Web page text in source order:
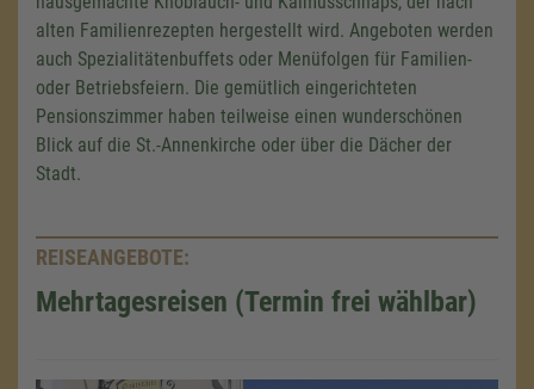
alten Familienrezepten hergestellt wird. Angeboten werden
auch Spezialitätenbuffets oder Menüfolgen für Familien-
oder Betriebsfeiern. Die gemütlich eingerichteten
Pensionszimmer haben teilweise einen wunderschönen
Blick auf die St.-Annenkirche oder über die Dächer der
Stadt.
REISEANGEBOTE:
Mehrtagesreisen (Termin frei wählbar)